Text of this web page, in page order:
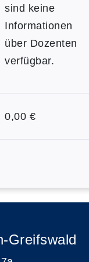
sind keine
Informationen
über Dozenten
verfügbar.
0,00 €
Greifswald